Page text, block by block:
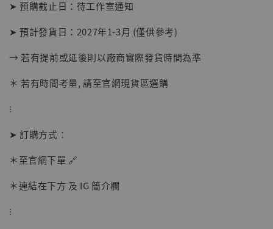
【店內現貨】海賊王 系列蒐藏雕像 布魯克達
NT$ 1,870
➤ 預購截止日：待工作室通知
➤ 預計發貨日：2027年1-3月 (僅供參考)
→ 若有提前或延後則以廠商實際發貨時間為準
＊ 若有時間考量, 請至官網現貨區選購
⁝
➤ 訂購方式：
＊至官網下單 🔗
＊連結在下方 及 IG 簡介欄
⁝